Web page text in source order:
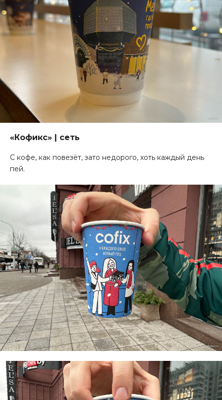
«Кофикс» | сеть
С кофе, как повезёт, зато недорого, хоть каждый день
пей.